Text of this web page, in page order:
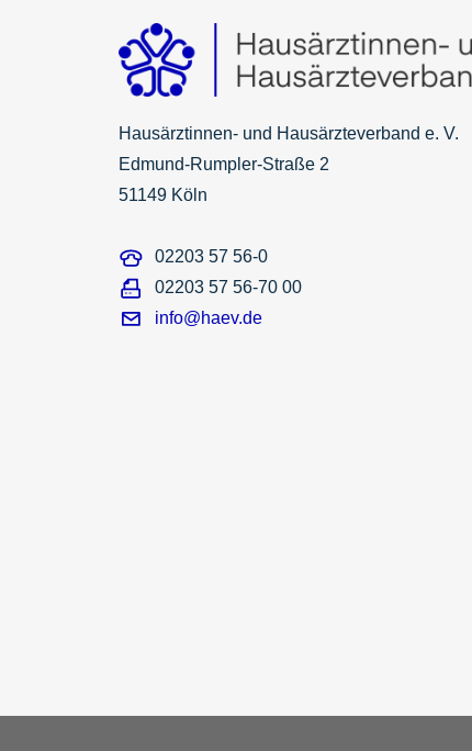
Hausärztinnen- und Hausärzteverband e. V.
Edmund-Rumpler-Straße 2
51149 Köln
02203 57 56-0
02203 57 56-70 00
info@haev.de